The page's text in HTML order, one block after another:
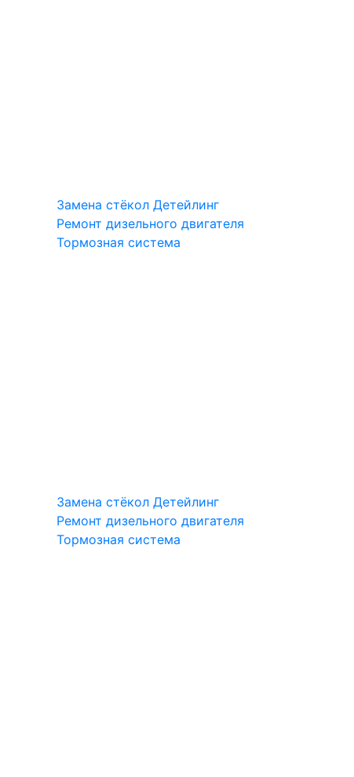
Замена стёкол Детейлинг
Ремонт дизельного двигателя
Тормозная система
Замена стёкол Детейлинг
Ремонт дизельного двигателя
Тормозная система